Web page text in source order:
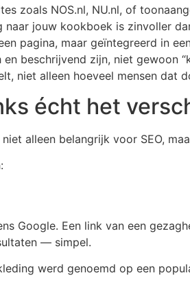
zoals NOS.nl, NU.nl, of
jouw kookboek is zinvoller
pagina, maar geïntegreerd in
beschrijvend zijn, niet gewoon
niet alleen hoeveel mensen dat
écht het
alleen belangrijk voor SEO,
Google. Een link van een
— simpel.
werd genoemd op een